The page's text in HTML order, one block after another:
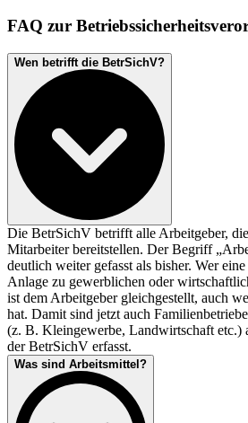
FAQ zur
Wen betrifft die BetrSichV?
Die BetrSichV betrifft alle Arbeitgeber,
Mitarbeiter bereitstellen. Der Begriff
deutlich weiter gefasst als bisher. Wer
Anlage zu gewerblichen oder
ist dem Arbeitgeber gleichgestellt, auch
hat. Damit sind jetzt auch
(z. B. Kleingewerbe, Landwirtschaft etc.)
der BetrSichV erfasst.
Was sind Arbeitsmittel?